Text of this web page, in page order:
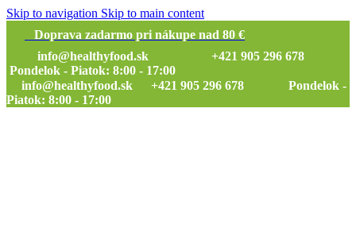
Skip to navigation Skip to main content
Doprava zadarmo pri nákupe nad 80 €
info@healthyfood.sk
+421 905 296 678
Pondelok - Piatok: 8:00 - 17:00
info@healthyfood.sk
+421 905 296 678 Pondelok -
Piatok: 8:00 - 17:00